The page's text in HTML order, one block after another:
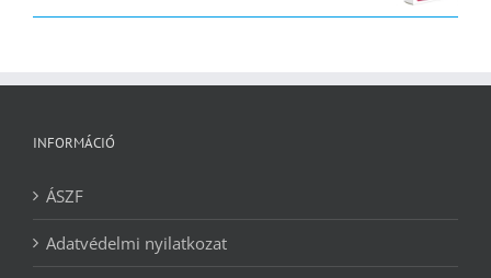
INFORMÁCIÓ
ÁSZF
Adatvédelmi nyilatkozat